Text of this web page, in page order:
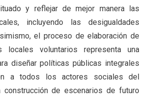
y reflejar de mejor manera las
incluyendo las desigualdades
el proceso de elaboración de
locales voluntarios representa una
diseñar políticas públicas integrales
a todos los actores sociales del
de escenarios de futuro